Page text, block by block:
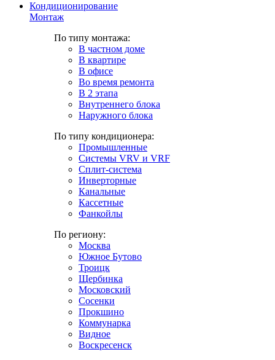
Кондиционирование
Монтаж
По типу монтажа:
В частном доме
В квартире
В офисе
Во время ремонта
В 2 этапа
Внутреннего блока
Наружного блока
По типу кондиционера:
Промышленные
Системы VRV и VRF
Сплит-система
Инверторные
Канальные
Кассетные
Фанкойлы
По региону:
Москва
Южное Бутово
Троицк
Щербинка
Московский
Сосенки
Прокшино
Коммунарка
Видное
Воскресенск